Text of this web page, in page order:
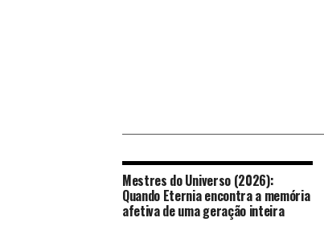
Mestres do Universo (2026):
Quando Eternia encontra a memória
afetiva de uma geração inteira